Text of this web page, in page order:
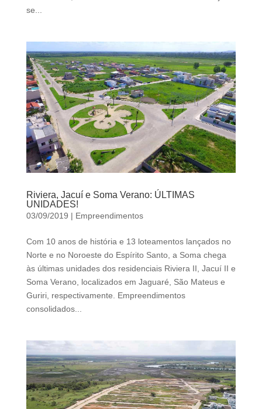
b
n
k
se...
Riviera, Jacuí e Soma Verano: ÚLTIMAS
UNIDADES!
03/09/2019 | Empreendimentos
Com 10 anos de história e 13 loteamentos lançados no
Norte e no Noroeste do Espírito Santo, a Soma chega
às últimas unidades dos residenciais Riviera II, Jacuí II e
Soma Verano, localizados em Jaguaré, São Mateus e
Guriri, respectivamente. Empreendimentos
consolidados...